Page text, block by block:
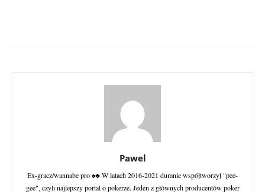
Pawel
Ex-gracz/wannabe pro ♠♣ W latach 2016-2021 dumnie współtworzył "pee-
gee", czyli najlepszy portal o pokerze. Jeden z głównych producentów poker